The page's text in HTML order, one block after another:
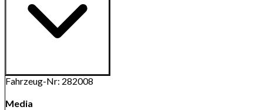
Fahrzeug-Nr: 282008
Media